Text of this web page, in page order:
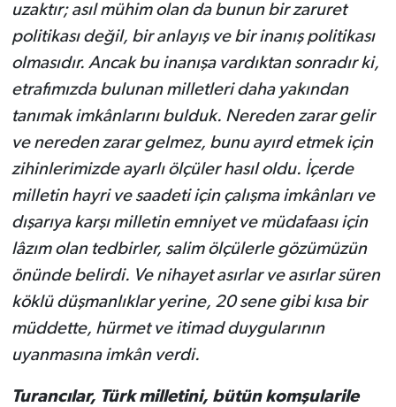
uzaktır; asıl mühim olan da bunun bir zaruret
politikası değil, bir anlayış ve bir inanış politikası
olmasıdır. Ancak bu inanışa vardıktan sonradır ki,
etrafımızda bulunan milletleri daha yakından
tanımak imkânlarını bulduk. Nereden zarar gelir
ve nereden zarar gelmez, bunu ayırd etmek için
zihinlerimizde ayarlı ölçüler hasıl oldu. İçerde
milletin hayri ve saadeti için çalışma imkânları ve
dışarıya karşı milletin emniyet ve müdafaası için
lâzım olan tedbirler, salim ölçülerle gözümüzün
önünde belirdi. Ve nihayet asırlar ve asırlar süren
köklü düşmanlıklar yerine, 20 sene gibi kısa bir
müddette, hürmet ve itimad duygularının
uyanmasına imkân verdi.
Turancılar, Türk milletini, bütün komşularile